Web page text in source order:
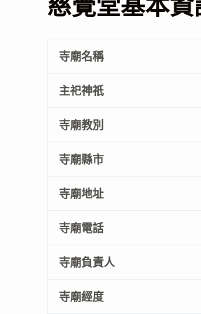
寺廟名稱
主祀神祇
寺廟教別
寺廟縣市
寺廟地址
寺廟電話
寺廟負責人
寺廟經度